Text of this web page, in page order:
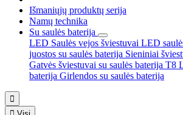
Išmaniųjų produktų serija
Namų technika
Su saulės baterija
LED Saulės vejos šviestuvai LED
juostos su saulės baterija Sieniniai
Gatvės šviestuvai su saulės baterija T8
baterija Girlendos su saulės baterija
